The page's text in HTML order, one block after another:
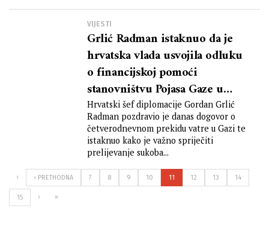
VIJESTI
Grlić Radman istaknuo da je
hrvatska vlada usvojila odluku
o financijskoj pomoći
stanovništvu Pojasa Gaze u
iznosu od 1.25 milijuna eura
Hrvatski šef diplomacije Gordan Grlić
Radman pozdravio je danas dogovor o
četverodnevnom prekidu vatre u Gazi te
istaknuo kako je važno spriječiti
prelijevanje sukoba...
‹ ‹ PRETHODNA 7 8 9 10 11 12 13 14
15 › »